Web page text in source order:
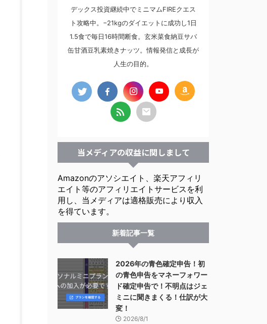
デックス投資継続中でミニマムFIREクエス
ト攻略中。−21kgのダイエットに成功し1日
1.5食で毎日16時間断食。玄米菜食納豆サバ
缶甘酒豆乳素焼きナッツ。情報発信と成長が
人生の目的。
当メディアの収益に関しまして
Amazonのアソシエイト、楽天アフィリ
エイト等のアフィリエイトサービスを利
用し、当メディアは適格販売により収入
を得ています。
新着記事一覧
2026年の青色確定申告！初
の青色申告をマネーフォワー
ド確定申告で！不明点はジェ
ミニに聞きまくる！仕訳が大
変！
2026/8/1